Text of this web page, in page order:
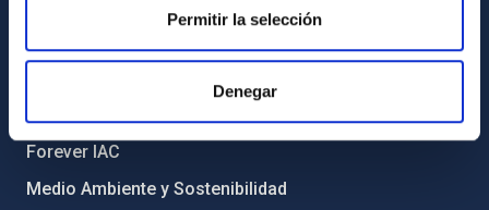
Permitir la selección
Denegar
Igualdad y diversidad de género
Forever IAC
Medio Ambiente y Sostenibilidad